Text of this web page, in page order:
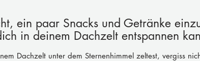
ein paar Snacks und Getränke
in deinem Dachzelt entspannen
Dachzelt unter dem Sternenhimmel zeltest, vergiss